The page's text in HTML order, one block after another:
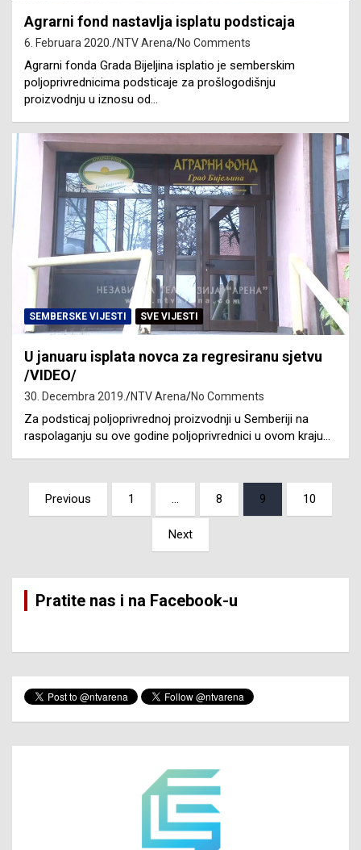
Agrarni fond nastavlja isplatu podsticaja
6. Februara 2020. NTV Arena No Comments
Agrarni fonda Grada Bijeljina isplatio je semberskim
poljoprivrednicima podsticaje za prošlogodišnju
proizvodnju u iznosu od…
SEMBERSKE VIJESTI SVE VIJESTI
U januaru isplata novca za regresiranu sjetvu
/VIDEO/
30. Decembra 2019. NTV Arena No Comments
Za podsticaj poljoprivrednoj proizvodnji u Semberiji na
raspolaganju su ove godine poljoprivrednici u ovom kraju…
Posts
pagination
Previous 1 … 8 9 10
Next
Pratite nas i na Facebook-u